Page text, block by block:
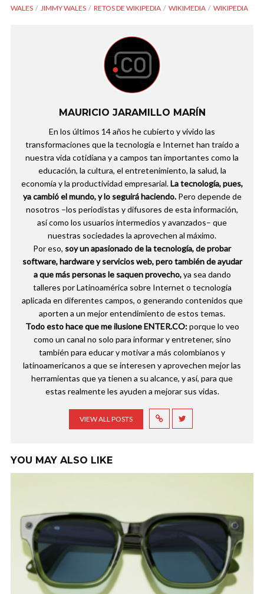
WALES
JIMMY WALES RETOS DE WIKIPEDIA WIKIMEDIA WIKIPEDIA
MAURICIO JARAMILLO MARÍN
En los últimos 14 años he cubierto y vivido las
transformaciones que la tecnología e Internet han traído a
nuestra vida cotidiana y a campos tan importantes como la
educación, la cultura, el entretenimiento, la salud, la
economía y la productividad empresarial.La tecnología, pues,
ya cambió el mundo, y lo seguirá haciendo.Pero depende de
nosotros –los periodistas y difusores de esta información,
así como los usuarios intermedios y avanzados– que
nuestras sociedades la aprovechen al máximo.
Por eso, soy un apasionado de la tecnología, de probar
software, hardware y servicios web, pero también de ayudar
a que más personas le saquen provecho,ya sea dando
talleres por Latinoamérica sobre Internet o tecnología
aplicada en diferentes campos, o generando contenidos que
aporten a un mejor entendimiento de estos temas.
Todo esto hace que me ilusione ENTER.CO:porque lo veo
como un canal no solo para informar y entretener, sino
también para educar y motivar a más colombianos y
latinoamericanos a que se interesen y aprovechen mejor las
herramientas que ya tienen a su alcance, y así, para que
estas realmente les ayuden a mejorar sus vidas.
VIEW ALL POSTS
YOU MAY ALSO LIKE